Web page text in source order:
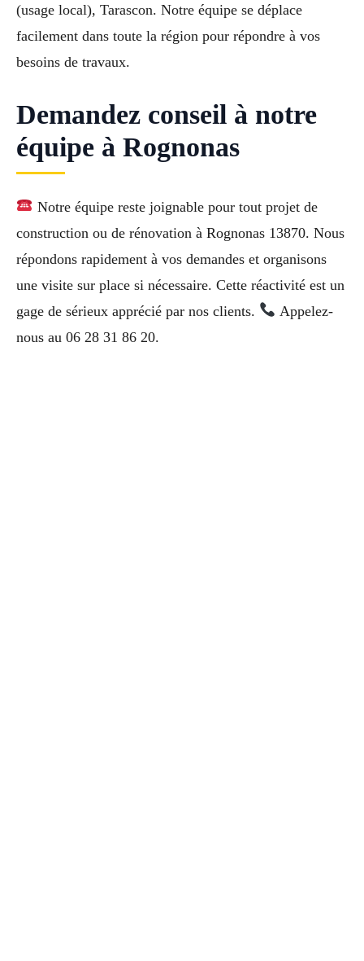
(usage local), Tarascon. Notre équipe se déplace
facilement dans toute la région pour répondre à vos
besoins de travaux.
Demandez conseil à notre
équipe à Rognonas
Notre équipe reste joignable pour tout projet de
construction ou de rénovation à Rognonas 13870. Nous
répondons rapidement à vos demandes et organisons
une visite sur place si nécessaire. Cette réactivité est un
gage de sérieux apprécié par nos clients.
Appelez-
nous au 06 28 31 86 20.